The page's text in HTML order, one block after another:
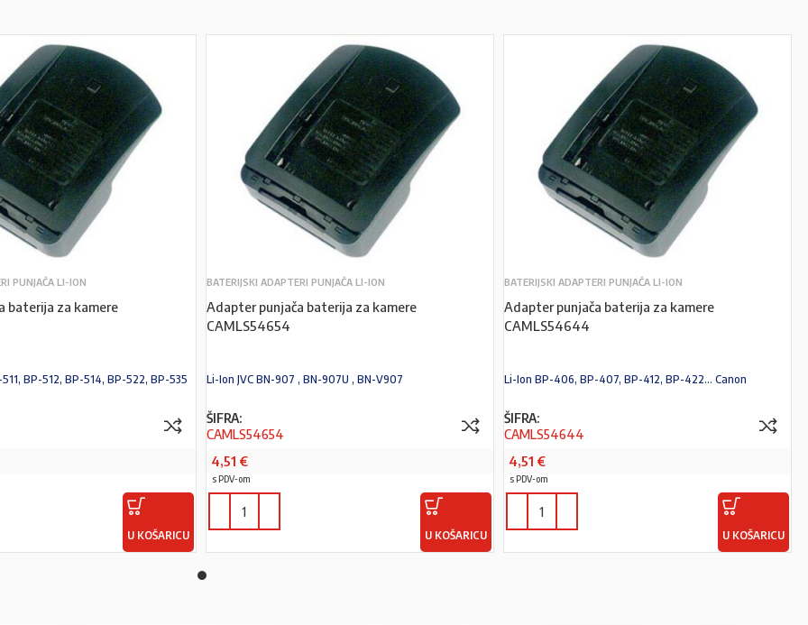
PUNJAČA LI-ION
baterija za kamere
BP-512, BP-514, BP-522, BP-535
U KOŠARICU
BATERIJSKI ADAPTERI PUNJAČA LI-ION
Adapter punjača baterija za kamere
CAMLS54654
Li-Ion JVC BN-907 , BN-907U , BN-V907
ŠIFRA:
CAMLS54654
4,51 €
s PDV-om
U KOŠARICU
BATERIJSKI ADAPTERI PUNJAČA LI-ION
Adapter punjača baterija za kamere
CAMLS54644
Li-Ion BP-406, BP-407, BP-412, BP-422... Canon
ŠIFRA:
CAMLS54644
4,51 €
s PDV-om
U KOŠARICU